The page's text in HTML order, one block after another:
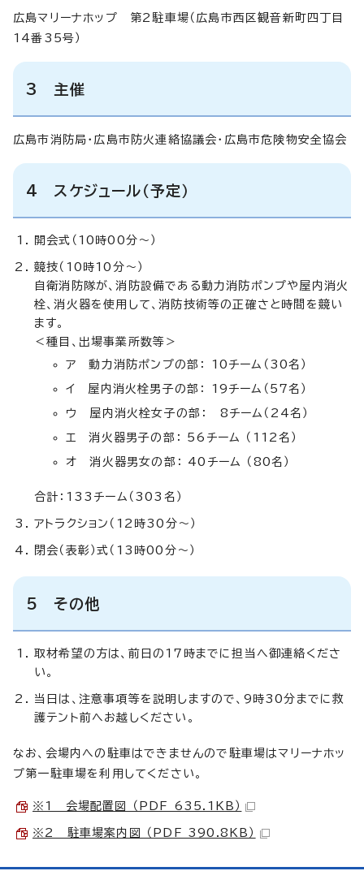
広島マリーナホップ 第2駐車場（広島市西区観音新町四丁目
14番35号）
3 主催
広島市消防局・広島市防火連絡協議会・広島市危険物安全協会
4 スケジュール（予定）
開会式（10時00分～）
競技（10時10分～）
自衛消防隊が、消防設備である動力消防ポンプや屋内消火
栓、消火器を使用して、消防技術等の正確さと時間を競い
ます。
＜種目、出場事業所数等＞
ア 動力消防ポンプの部： 10チーム（30名）
イ 屋内消火栓男子の部： 19チーム（57名）
ウ 屋内消火栓女子の部： 8チーム（24名）
エ 消火器男子の部： 56チーム （112名）
オ 消火器男女の部： 40チーム （80名）
合計：133チーム（303名）
アトラクション（12時30分～）
閉会（表彰）式（13時00分～）
5 その他
取材希望の方は、前日の17時までに担当へ御連絡くださ
い。
当日は、注意事項等を説明しますので、9時30分までに救
護テント前へお越しください。
なお、会場内への駐車はできませんので駐車場はマリーナホッ
プ第一駐車場を利用してください。
※1 会場配置図 （PDF 635.1KB）
※2 駐車場案内図 （PDF 390.8KB）